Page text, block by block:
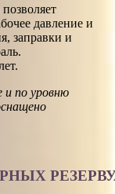
давление и
заправки и
и по уровню